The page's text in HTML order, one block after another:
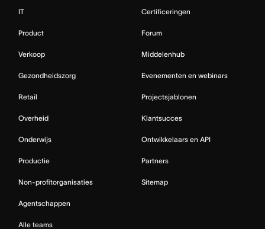
IT
Product
Verkoop
Gezondheidszorg
Retail
Overheid
Onderwijs
Productie
Non-profitorganisaties
Agentschappen
Alle teams
Certificeringen
Forum
Middelenhub
Evenementen en webinars
Projectsjablonen
Klantsucces
Ontwikkelaars en API
Partners
Sitemap